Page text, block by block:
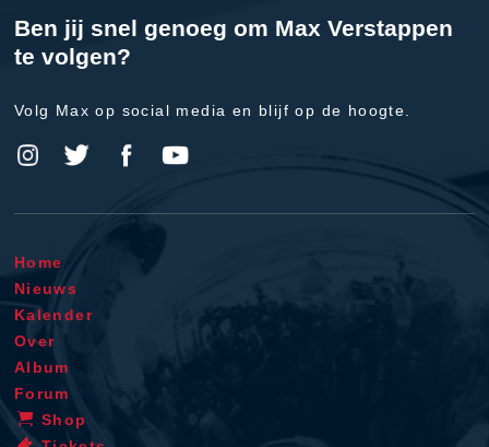
Ben jij snel genoeg om Max Verstappen
te volgen?
Volg Max op social media en blijf op de hoogte.
Home
Nieuws
Kalender
Over
Album
Forum
Shop